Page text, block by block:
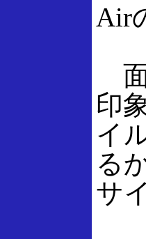
Air
面
印
イ
る
サ